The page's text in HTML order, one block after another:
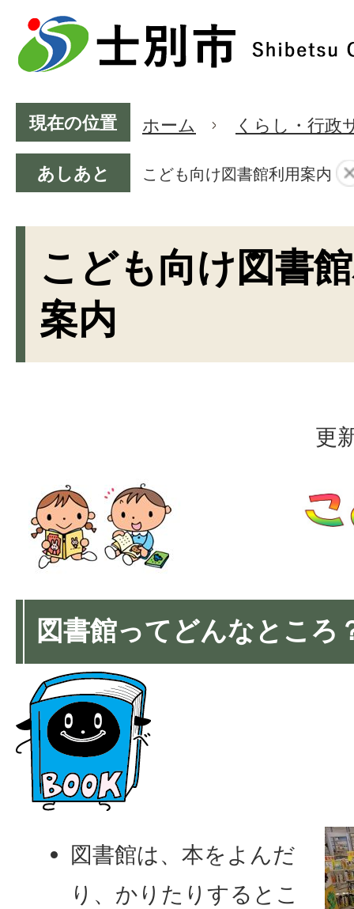
現在の位置 ホーム くらし・行政
あしあと こども向け図書館利用案内
こども向け図書
案内
更
図書館ってどんなところ
図書館は、本をよんだ
り、かりたりするとこ